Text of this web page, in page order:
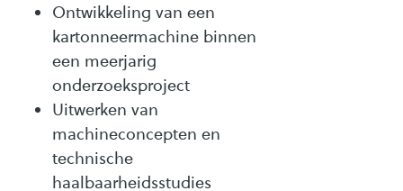
Ontwikkeling van een
kartonneermachine binnen
een meerjarig
onderzoeksproject
Uitwerken van
machineconcepten en
technische
haalbaarheidsstudies